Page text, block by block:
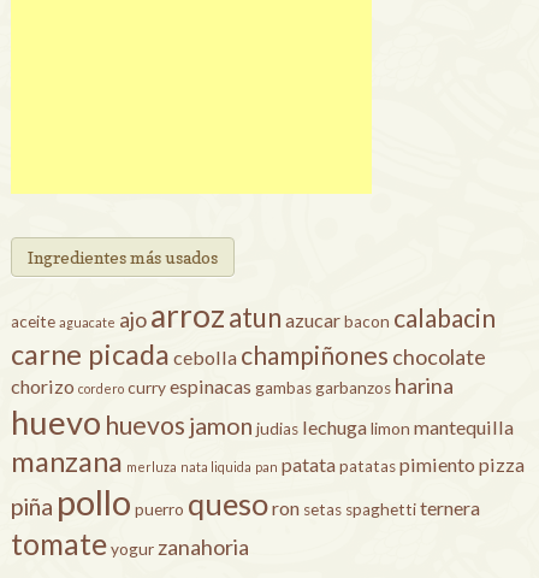
Ingredientes más usados
aceite aguacate ajoarrozatun azucarbacon calabacin
carne picada cebolla champiñones chocolate
chorizo cordero curryespinacas gambas garbanzos harina
huevo huevos jamon judias lechugalimon mantequilla
manzana merluza nata liquida pan patatapatataspimiento pizza
piña pollo puerro quesoron setas spaghettiternera
tomateyogur zanahoria